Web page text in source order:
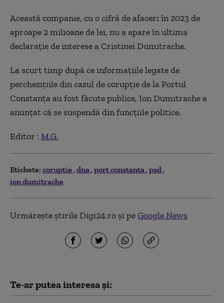
Această companie, cu o cifră de afaceri în 2023 de
aproape 2 milioane de lei, nu a apare în ultima
declarație de interese a Cristinei Dumitrache.
La scurt timp după ce informațiile legate de
perchezițiile din cazul de corupție de la Portul
Constanța au fost făcute publice, Ion Dumitrache a
anunțat că se suspendă din funcțiile politice.
Editor : M.G.
Etichete: coruptie dna port constanta psd
ion dumitrache
Urmărește știrile Digi24.ro și peGoogle News
Te-ar putea interesa și: